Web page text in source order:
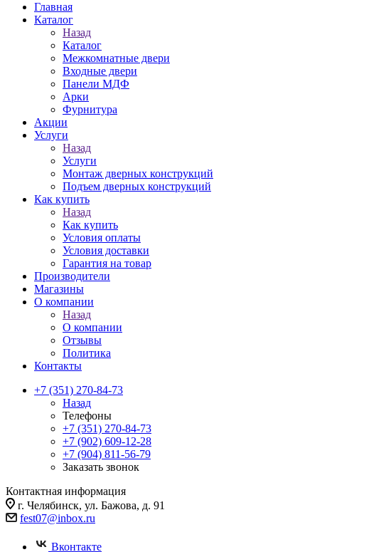
Главная
Каталог
Назад
Каталог
Межкомнатные двери
Входные двери
Панели МДФ
Арки
Фурнитура
Акции
Услуги
Назад
Услуги
Монтаж дверных конструкций
Подъем дверных конструкций
Как купить
Назад
Как купить
Условия оплаты
Условия доставки
Гарантия на товар
Производители
Магазины
О компании
Назад
О компании
Отзывы
Политика
Контакты
+7 (351) 270-84-73
Назад
Телефоны
+7 (351) 270-84-73
+7 (902) 609-12-28
+7 (904) 811-56-79
Заказать звонок
Контактная информация
г. Челябинск, ул. Бажова, д. 91
fest07@inbox.ru
Вконтакте